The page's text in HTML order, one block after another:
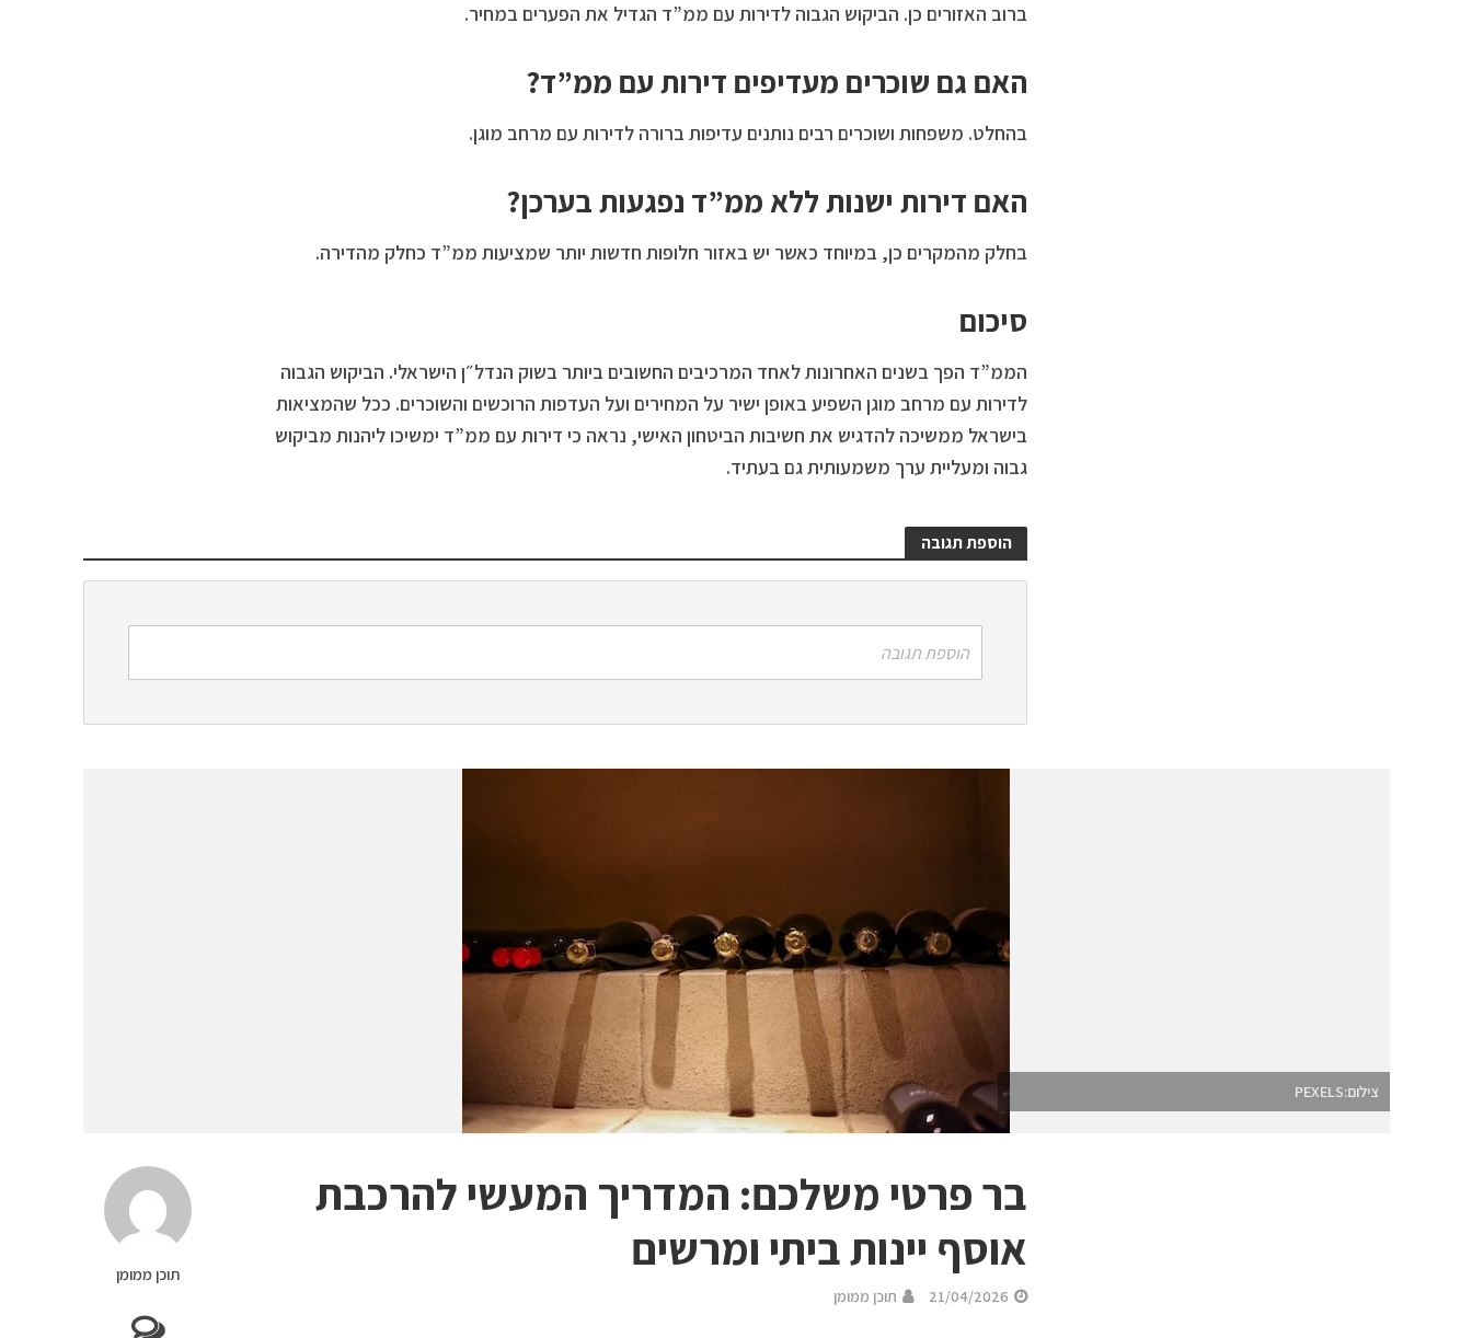
ברוב האזורים כן. הביקוש הגבוה לדירות עם ממ”ד הגדיל את הפערים במחיר.
האם גם שוכרים מעדיפים דירות עם ממ”ד?
בהחלט. משפחות ושוכרים רבים נותנים עדיפות ברורה לדירות עם מרחב מוגן.
האם דירות ישנות ללא ממ”ד נפגעות בערכן?
בחלק מהמקרים כן, במיוחד כאשר יש באזור חלופות חדשות יותר שמציעות ממ”ד כחלק מהדירה.
סיכום
הממ”ד הפך בשנים האחרונות לאחד המרכיבים החשובים ביותר בשוק הנדל״ן הישראלי. הביקוש הגבוה
לדירות עם מרחב מוגן השפיע באופן ישיר על המחירים ועל העדפות הרוכשים והשוכרים. ככל שהמציאות
בישראל ממשיכה להדגיש את חשיבות הביטחון האישי, נראה כי דירות עם ממ”ד ימשיכו ליהנות מביקוש
גבוה ומעליית ערך משמעותית גם בעתיד.
הוספת תגובה
הוספת תגובה
צילום:PEXELS
תוכן ממומן
בר פרטי משלכם: המדריך המעשי להרכבת
אוסף יינות ביתי ומרשים
21/04/2026 תוכן ממומן